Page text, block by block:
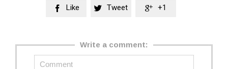
 Like  Tweet  +1
Write a comment: